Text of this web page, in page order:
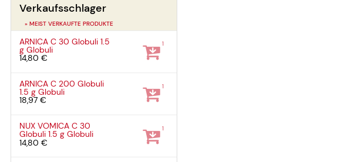
Verkaufsschlager
» MEIST VERKAUFTE PRODUKTE
ARNICA C 30 Globuli1.5
gGlobuli
14,80 €
1
ARNICA C 200 Globuli
1.5 gGlobuli
18,97 €
1
NUX VOMICA C 30
Globuli1.5 gGlobuli
14,80 €
1